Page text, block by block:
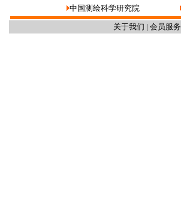
中国测绘科学研究院
关于我们 | 会员服务